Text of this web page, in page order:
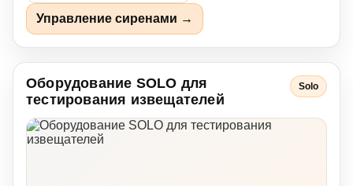
Управление сиренами →
Оборудование SOLO для
тестирования извещателей
Solo